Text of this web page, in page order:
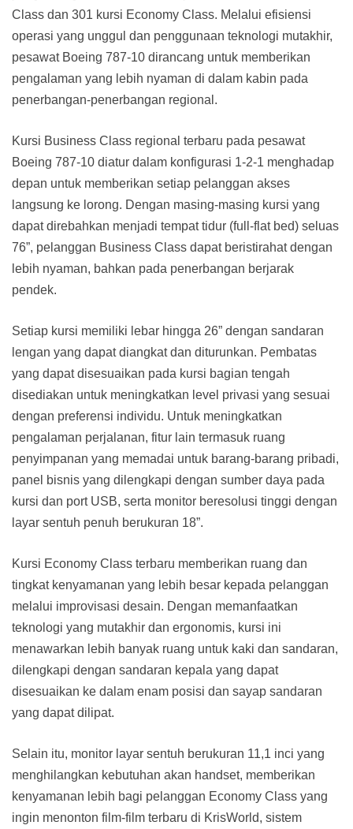
Class dan 301 kursi Economy Class. Melalui efisiensi
operasi yang unggul dan penggunaan teknologi mutakhir,
pesawat Boeing 787-10 dirancang untuk memberikan
pengalaman yang lebih nyaman di dalam kabin pada
penerbangan-penerbangan regional.
Kursi Business Class regional terbaru pada pesawat
Boeing 787-10 diatur dalam konfigurasi 1-2-1 menghadap
depan untuk memberikan setiap pelanggan akses
langsung ke lorong. Dengan masing-masing kursi yang
dapat direbahkan menjadi tempat tidur (full-flat bed) seluas
76”, pelanggan Business Class dapat beristirahat dengan
lebih nyaman, bahkan pada penerbangan berjarak
pendek.
Setiap kursi memiliki lebar hingga 26” dengan sandaran
lengan yang dapat diangkat dan diturunkan. Pembatas
yang dapat disesuaikan pada kursi bagian tengah
disediakan untuk meningkatkan level privasi yang sesuai
dengan preferensi individu. Untuk meningkatkan
pengalaman perjalanan, fitur lain termasuk ruang
penyimpanan yang memadai untuk barang-barang pribadi,
panel bisnis yang dilengkapi dengan sumber daya pada
kursi dan port USB, serta monitor beresolusi tinggi dengan
layar sentuh penuh berukuran 18”.
Kursi Economy Class terbaru memberikan ruang dan
tingkat kenyamanan yang lebih besar kepada pelanggan
melalui improvisasi desain. Dengan memanfaatkan
teknologi yang mutakhir dan ergonomis, kursi ini
menawarkan lebih banyak ruang untuk kaki dan sandaran,
dilengkapi dengan sandaran kepala yang dapat
disesuaikan ke dalam enam posisi dan sayap sandaran
yang dapat dilipat.
Selain itu, monitor layar sentuh berukuran 11,1 inci yang
menghilangkan kebutuhan akan handset, memberikan
kenyamanan lebih bagi pelanggan Economy Class yang
ingin menonton film-film terbaru di KrisWorld, sistem